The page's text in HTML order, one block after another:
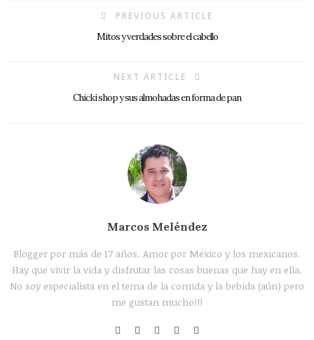
PREVIOUS ARTICLE
Mitos y verdades sobre el cabello
NEXT ARTICLE
Chicki shop y sus almohadas en forma de pan
Marcos Meléndez
Blogger por más de 17 años. Amor por México y los mexicanos.
Hay que vivir la vida y disfrutar las cosas buenas que hay en ella.
No soy especialista en el tema de la comida y la bebida (aún) pero
me gustan mucho!!!